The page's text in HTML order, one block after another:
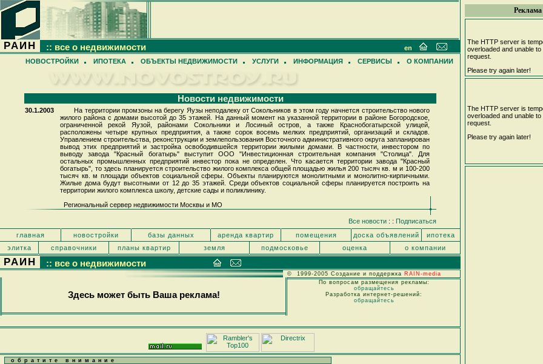
Реклама
The HTTP server is
overloaded and unable to
request.
Please try again later!
The HTTP server is
overloaded and unable to
request.
Please try again later!
РАИН :: все о недвижимости
en
НОВОСТРОЙКИ
ИПОТЕКА ОБЪЕКТЫ НЕДВИЖИМОСТИ УСЛУГИ ИНФОРМАЦИЯ СЕРВИСЫ О КОМПАНИИ
Новости недвижимости
30.1.2003
На территории промзоны на берегу Яузы неподалеку от Сокольников в этом году начнется строительство нового
жилого района с домами высотой до 35 этажей. На данный момент на указанной территории в районе Богородское,
ограниченной рекой Яузой, районами Сокольники и Лосиный остров, а также Краснобогатырской улицей,
расположены четыре крупных предприятия, а также сорок восемь мелких предприятий, организаций и складов.
Управлением строительства, реконструкции и землепользования Восточного административного округа запланирован
вывод этих предприятий и застройка освободившейся территории жилыми домами. В частности, инвестором по
выводу завода "Красный богатырь" выступит ООО "Инвестиционная строительная компания "Столица". Для
остальных промышленных предприятий инвестор пока не определен. Что касается территории завода "Красный
богатырь", то здесь планируется строительство жилого комплекса общей площадью жилья 200 тысяч кв. м и 100-200
тысяч кв. м площади объектов социальной сферы. Объекты планируются монолитными и монолитно-кирпичными.
Жилые дома будут высотными от 12 до 35 этажей. Среди объектов социальной сферы планируется построить на
территории жилого комплекса школу, детские сады и поликлинику.
Региональный сервер недвижимости Москвы и МО
Все новости : : Подписаться
главная
новостройки базы данных аренда квартир помещения доска объявлений
ипотека
элитка
справочники планы квартир земля подмосковье оценка о компании
РАИН :: все о недвижимости
© 1999-2005 Создание и поддержка RAIN-media
Здесь может быть Ваша реклама!
По вопросам размещения рекламы:
обращайтесь
Разработка интернет-решений:
обращайтесь
обратите внимание